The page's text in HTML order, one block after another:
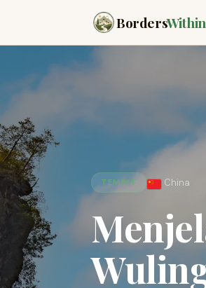
BordersWithin
TEMPAT China